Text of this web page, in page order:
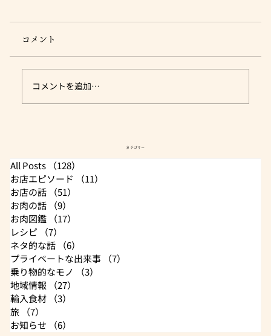
コメント
コメントを追加…
カテゴリー
All Posts （128）
お店エピソード
（11）
お店の話
（51）
お肉の話
（9）
お肉図鑑
（17）
レシピ
（7）
ネタ的な話
（6）
プライベートな出来事
（7）
乗り物的なモノ
（3）
地域情報
（27）
輸入食材
（3）
旅
（7）
お知らせ
（6）